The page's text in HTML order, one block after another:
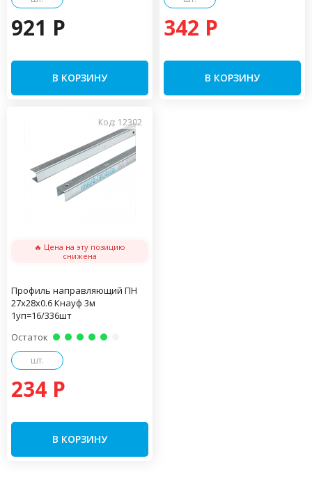
921 P
В КОРЗИНУ
342 P
В КОРЗИНУ
Код: 12302
🔥 Цена на эту позицию
снижена
Профиль направляющий ПН
27х28х0.6 Кнауф 3м
1уп=16/336шт
Остаток
шт.
234 P
В КОРЗИНУ